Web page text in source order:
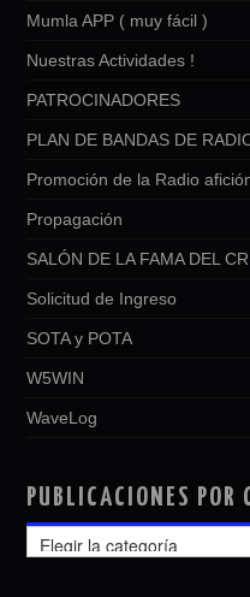
Mumla APP ( muy fácil )
Nuestras Actividades !
PATROCINADORES
PLAN DE BANDAS DE
Promoción de la Radio
Propagación
SALÓN DE LA FAMA DEL
Solicitud de Ingreso
SOTA y POTA
W5WIN
WaveLog
PUBLICACIONES POR
PUBLICACIONES
POR